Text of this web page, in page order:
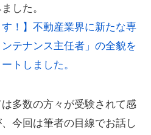
した。
す！】不動産業界に新たな専
テナンス主任者」の全貌を
トしました。
多数の方々が受験されて感
今回は筆者の目線でお話し